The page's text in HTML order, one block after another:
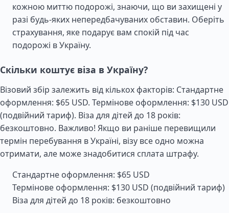
кожною миттю подорожі, знаючи, що ви захищені у
разі будь-яких непередбачуваних обставин. Оберіть
страхування, яке подарує вам спокій під час
подорожі в Україну.
Скільки коштує віза в Україну?
Візовий збір залежить від кількох факторів: Стандартне
оформлення: $65 USD. Термінове оформлення: $130 USD
(подвійний тариф). Віза для дітей до 18 років:
безкоштовно. Важливо! Якщо ви раніше перевищили
термін перебування в Україні, візу все одно можна
отримати, але може знадобитися сплата штрафу.
Стандартне оформлення: $65 USD
Термінове оформлення: $130 USD (подвійний тариф)
Віза для дітей до 18 років: безкоштовно